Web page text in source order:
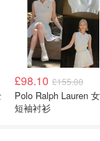
£98.10 £155.00
Polo Ralph Lauren 女士
短袖衬衫